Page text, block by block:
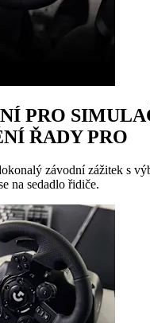
PRO
ŘADY PRO
závodní zážitek s
na sedadlo řidiče.